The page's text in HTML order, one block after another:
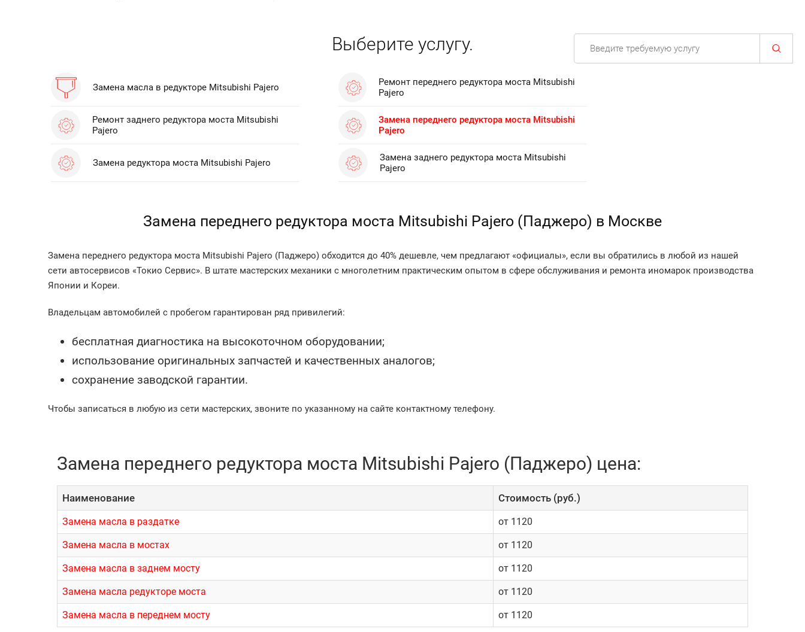
Выберите услугу.
Замена масла в редукторе Mitsubishi Pajero
Ремонт переднего редуктора моста Mitsubishi
Pajero
Ремонт заднего редуктора моста Mitsubishi
Pajero
Замена переднего редуктора моста Mitsubishi
Pajero
Замена редуктора моста Mitsubishi Pajero
Замена заднего редуктора моста Mitsubishi
Pajero
Замена переднего редуктора моста Mitsubishi Pajero (Паджеро) в Москве
Замена переднего редуктора моста Mitsubishi Pajero (Паджеро) обходится до 40% дешевле, чем предлагают «официалы», если вы обратились в любой из нашей
сети автосервисов «Токио Сервис». В штате мастерских механики с многолетним практическим опытом в сфере обслуживания и ремонта иномарок производства
Японии и Кореи.
Владельцам автомобилей с пробегом гарантирован ряд привилегий:
бесплатная диагностика на высокоточном оборудовании;
использование оригинальных запчастей и качественных аналогов;
сохранение заводской гарантии.
Чтобы записаться в любую из сети мастерских, звоните по указанному на сайте контактному телефону.
Замена переднего редуктора моста Mitsubishi Pajero (Паджеро) цена:
Наименование Cтоимость (руб.)
Замена масла в раздатке от 1120
Замена масла в мостах от 1120
Замена масла в заднем мосту от 1120
Замена масла редукторе моста от 1120
Замена масла в переднем мосту от 1120